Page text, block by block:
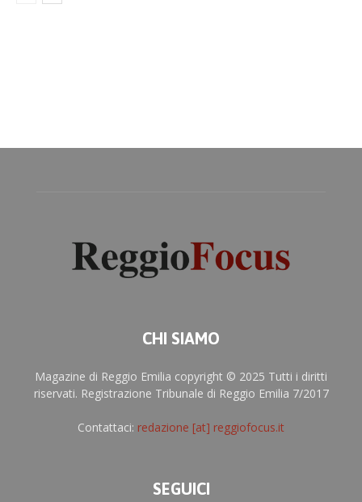
CHI SIAMO
Magazine di Reggio Emilia copyright © 2025 Tutti i diritti
riservati. Registrazione Tribunale di Reggio Emilia 7/2017
Contattaci: redazione [at] reggiofocus.it
SEGUICI